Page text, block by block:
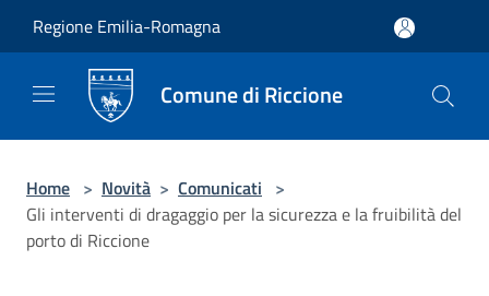
Regione Emilia-Romagna
Comune di Riccione
Home > Novità > Comunicati >
Gli interventi di dragaggio per la sicurezza e la fruibilità del
porto di Riccione